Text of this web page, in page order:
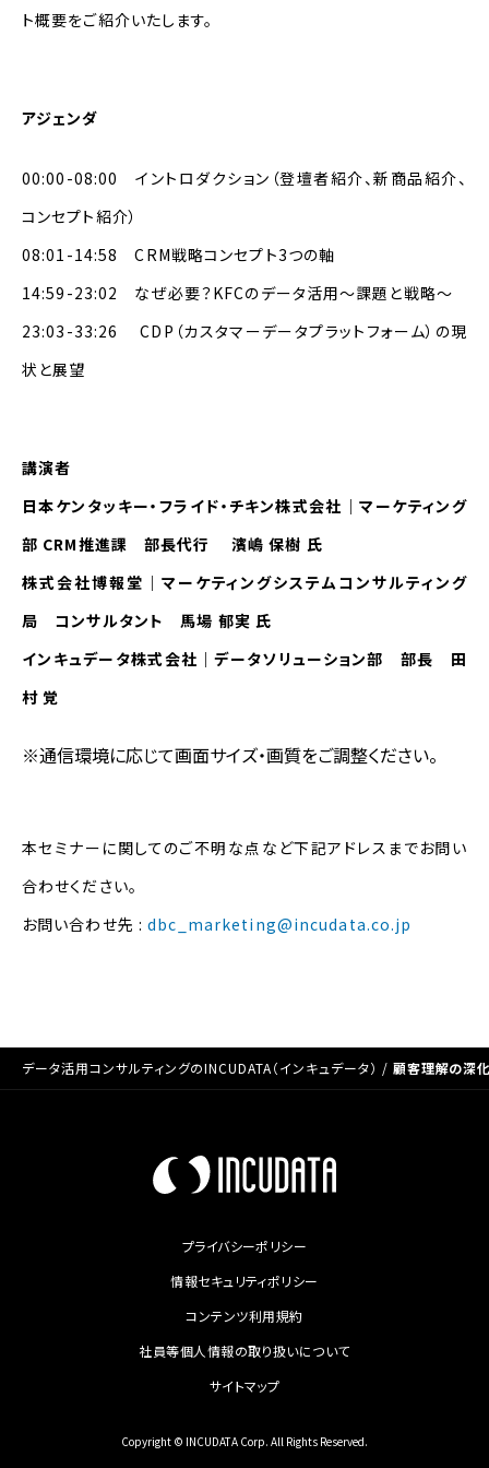
ト概要をご紹介いたします。
アジェンダ
00:00-08:00 イントロダクション（登壇者紹介、新商品紹介、
コンセプト紹介）
08:01-14:58 CRM戦略コンセプト3つの軸
14:59-23:02 なぜ必要？KFCのデータ活用〜課題と戦略〜
23:03-33:26 CDP（カスタマーデータプラットフォーム）の現
状と展望
講演者
日本ケンタッキー・フライド・チキン株式会社｜マーケティング
部 CRM推進課 部長代行 濱嶋 保樹 氏
株式会社博報堂｜マーケティングシステムコンサルティング
局 コンサルタント 馬場 郁実 氏
インキュデータ株式会社｜データソリューション部 部長 田
村 覚
※通信環境に応じて画面サイズ・画質をご調整ください。
本セミナーに関してのご不明な点など下記アドレスまでお問い
合わせください。
お問い合わせ先 :dbc_marketing@incudata.co.jp
データ活用コンサルティングのINCUDATA（インキュデータ） / 顧客理解の深
プライバシーポリシー
情報セキュリティポリシー
コンテンツ利用規約
社員等個人情報の取り扱いについて
サイトマップ
Copyright © INCUDATA Corp. All Rights Reserved.